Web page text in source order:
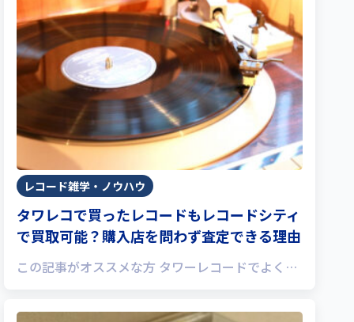
レコード雑学・ノウハウ
タワレコで買ったレコードもレコードシティ
で買取可能？購入店を問わず査定できる理由
この記事がオススメな方 タワーレコードでよく…